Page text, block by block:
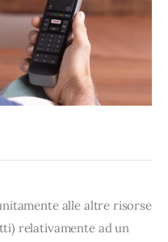
alle altre risorse
relativamente ad un